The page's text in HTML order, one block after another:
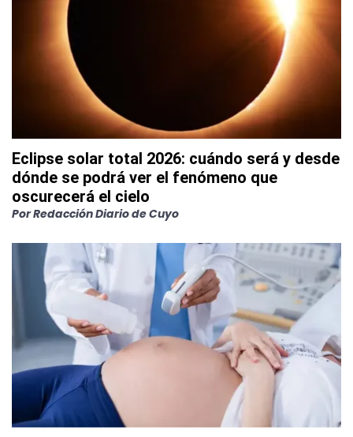
Eclipse solar total 2026: cuándo será y desde
dónde se podrá ver el fenómeno que
oscurecerá el cielo
PorRedacción Diario de Cuyo